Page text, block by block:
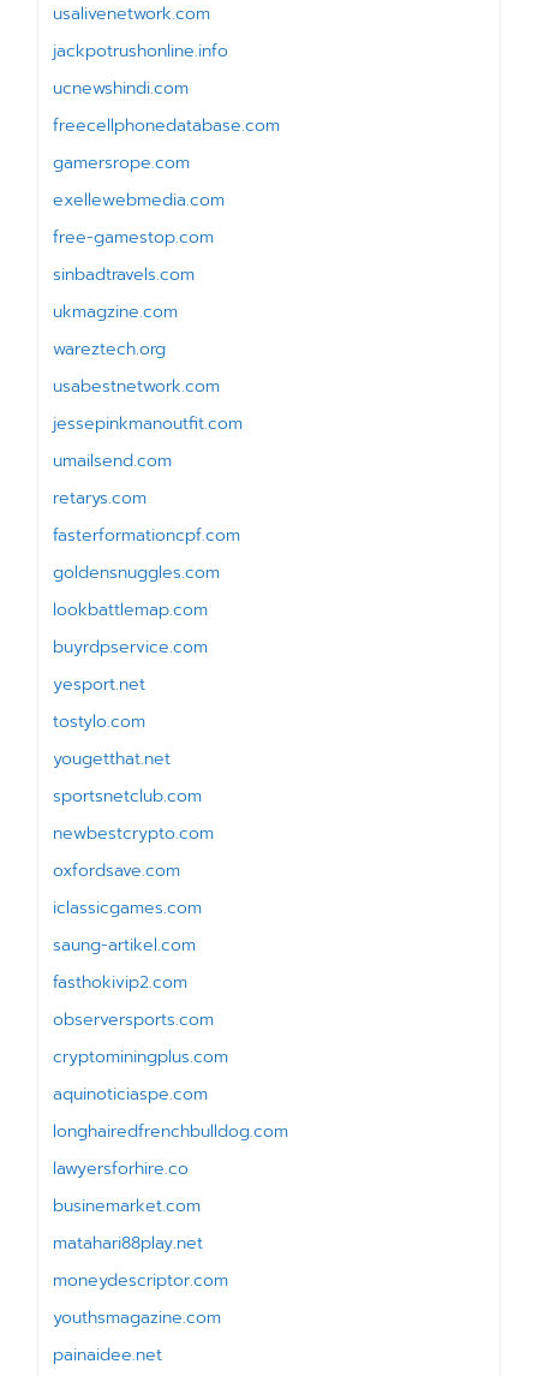
usalivenetwork.com
jackpotrushonline.info
ucnewshindi.com
freecellphonedatabase.com
gamersrope.com
exellewebmedia.com
free-gamestop.com
sinbadtravels.com
ukmagzine.com
wareztech.org
usabestnetwork.com
jessepinkmanoutfit.com
umailsend.com
retarys.com
fasterformationcpf.com
goldensnuggles.com
lookbattlemap.com
buyrdpservice.com
yesport.net
tostylo.com
yougetthat.net
sportsnetclub.com
newbestcrypto.com
oxfordsave.com
iclassicgames.com
saung-artikel.com
fasthokivip2.com
observersports.com
cryptominingplus.com
aquinoticiaspe.com
longhairedfrenchbulldog.com
lawyersforhire.co
businemarket.com
matahari88play.net
moneydescriptor.com
youthsmagazine.com
painaidee.net